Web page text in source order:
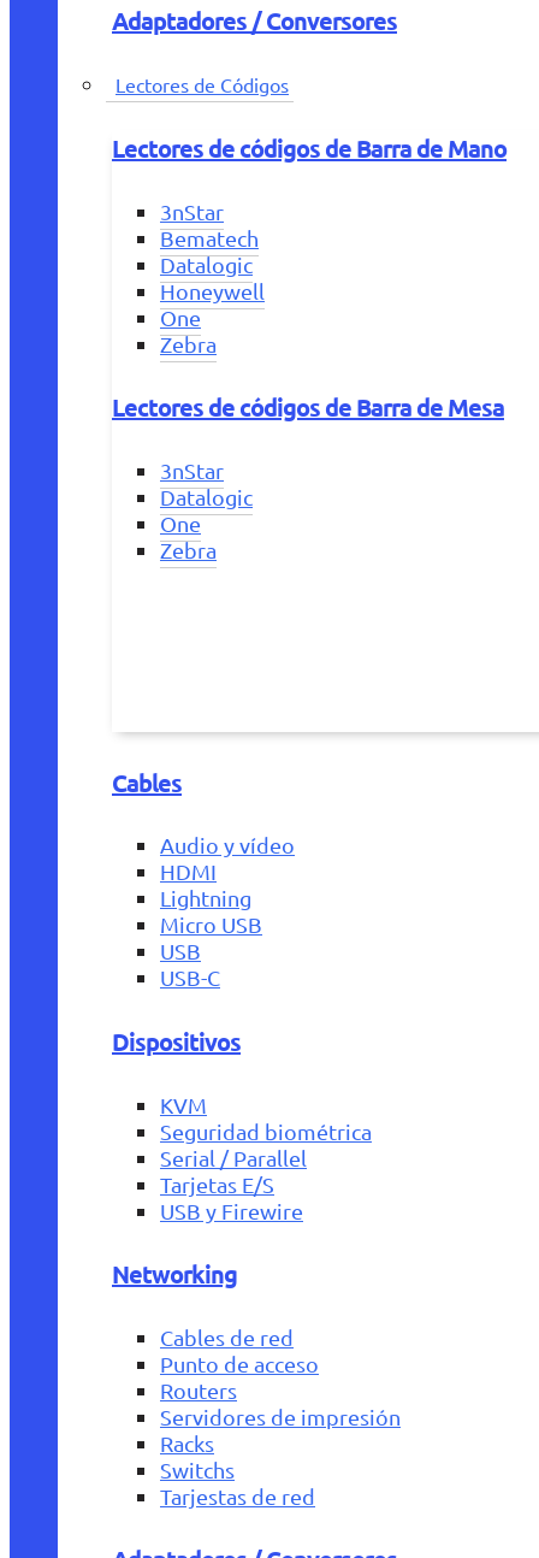
Adaptadores / Conversores
Lectores de Códigos
Lectores de códigos de Barra de Mano
3nStar
Bematech
Datalogic
Honeywell
One
Zebra
Lectores de códigos de Barra de Mesa
3nStar
Datalogic
One
Zebra
Cables
Audio y vídeo
HDMI
Lightning
Micro USB
USB
USB-C
Dispositivos
KVM
Seguridad biométrica
Serial / Parallel
Tarjetas E/S
USB y Firewire
Networking
Cables de red
Punto de acceso
Routers
Servidores de impresión
Racks
Switchs
Tarjestas de red